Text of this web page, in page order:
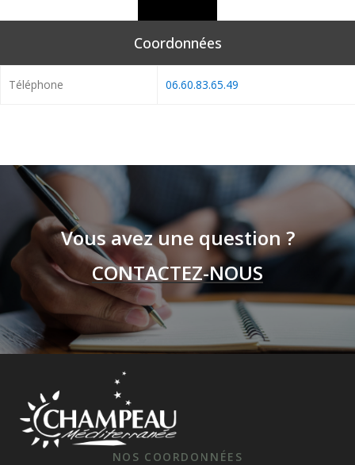
Coordonnées
Téléphone 06.60.83.65.49
Vous avez une question ?
CONTACTEZ-NOUS
NOS COORDONNÉES